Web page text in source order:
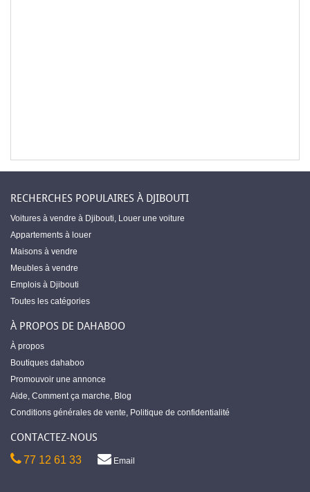
RECHERCHES POPULAIRES À DJIBOUTI
Voitures à vendre à Djibouti, Louer une voiture
Appartements à louer
Maisons à vendre
Meubles à vendre
Emplois à Djibouti
Toutes les catégories
À PROPOS DE DAHABOO
À propos
Boutiques dahaboo
Promouvoir une annonce
Aide, Comment ça marche, Blog
Conditions générales de vente, Politique de confidentialité
CONTACTEZ-NOUS
77 12 61 33 Email